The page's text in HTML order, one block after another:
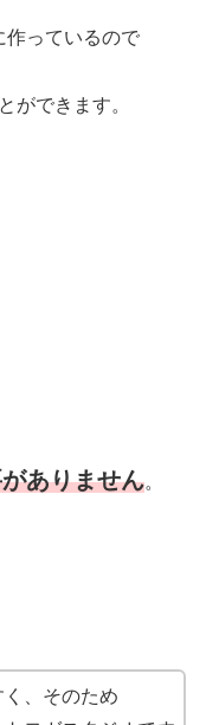
作っているので
ができます。
ありません。
、そのため